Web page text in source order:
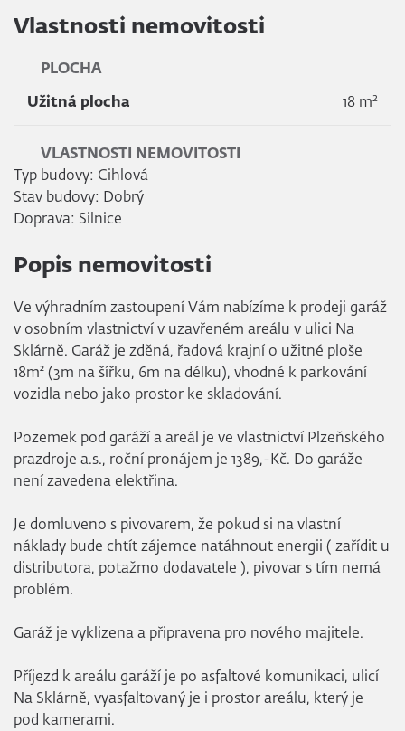
Vlastnosti nemovitosti
PLOCHA
Užitná plocha 18 m2
VLASTNOSTI NEMOVITOSTI
Typ budovy: Cihlová
Stav budovy: Dobrý
Doprava: Silnice
Popis nemovitosti
Ve výhradním zastoupení Vám nabízíme k prodeji garáž
v osobním vlastnictví v uzavřeném areálu v ulici Na
Sklárně. Garáž je zděná, řadová krajní o užitné ploše
18m² (3m na šířku, 6m na délku), vhodné k parkování
vozidla nebo jako prostor ke skladování.
Pozemek pod garáží a areál je ve vlastnictví Plzeňského
prazdroje a.s., roční pronájem je 1389,-Kč. Do garáže
není zavedena elektřina.
Je domluveno s pivovarem, že pokud si na vlastní
náklady bude chtít zájemce natáhnout energii ( zařídit u
distributora, potažmo dodavatele ), pivovar s tím nemá
problém.
Garáž je vyklizena a připravena pro nového majitele.
Příjezd k areálu garáží je po asfaltové komunikaci, ulicí
Na Sklárně, vyasfaltovaný je i prostor areálu, který je
pod kamerami.